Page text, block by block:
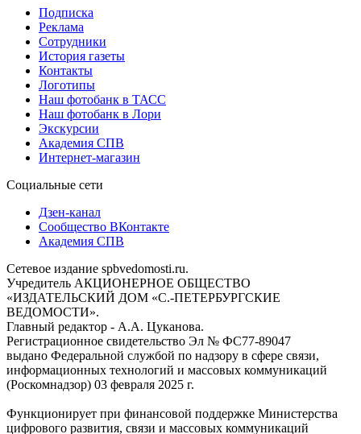
Подписка
Реклама
Сотрудники
История газеты
Контакты
Логотипы
Наш фотобанк в ТАСС
Наш фотобанк в Лори
Экскурсии
Академия СПВ
Интернет-магазин
Социальные сети
Дзен-канал
Сообщество ВКонтакте
Академия СПВ
Сетевое издание spbvedomosti.ru.
Учредитель АКЦИОНЕРНОЕ ОБЩЕСТВО
«ИЗДАТЕЛЬСКИЙ ДОМ «С.-ПЕТЕРБУРГСКИЕ
ВЕДОМОСТИ».
Главный редактор - А.А. Цуканова.
Регистрационное свидетельство Эл № ФС77-89047
выдано Федеральной службой по надзору в сфере связи,
информационных технологий и массовых коммуникаций
(Роскомнадзор) 03 февраля 2025 г.
Функционирует при финансовой поддержке Министерства
цифрового развития, связи и массовых коммуникаций